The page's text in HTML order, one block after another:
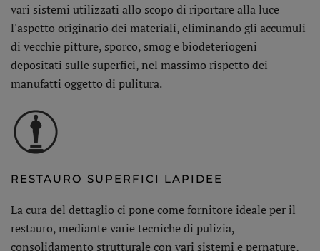
vari sistemi utilizzati allo scopo di riportare alla luce
l'aspetto originario dei materiali, eliminando gli accumuli
di vecchie pitture, sporco, smog e biodeteriogeni
depositati sulle superfici, nel massimo rispetto dei
manufatti oggetto di pulitura.
RESTAURO SUPERFICI LAPIDEE
La cura del dettaglio ci pone come fornitore ideale per il
restauro, mediante varie tecniche di pulizia,
consolidamento strutturale con vari sistemi e pernature,